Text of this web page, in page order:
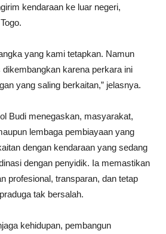
kendaraan ke luar negeri,
yang kami tetapkan. Namun
karena perkara ini
yang saling berkaitan,” jelasnya.
Budi menegaskan, masyarakat,
lembaga pembiayaan yang
dengan kendaraan yang sedang
dengan penyidik. Ia memastikan
profesional, transparan, dan tetap
tak bersalah.
kehidupan, pembangun